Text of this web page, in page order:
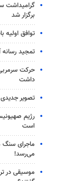
گرامیداشت
برگزار شد
توافق اولیه
تمجید رسانه
حرکت سرمربی
داشت
تصویر
رژیم
است
ماجرای سنگ
می‌رسد!
موسیقی در